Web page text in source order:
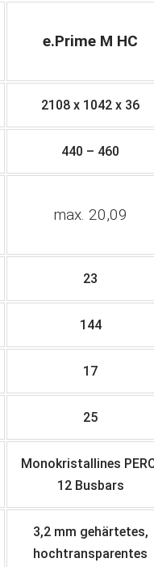
e.Prime M HC
2108 x 1042 x 36
440 – 460
max. 20,09
23
144
17
25
Monokristallines
12 Busbars
3,2 mm gehärtetes,
hochtransparentes